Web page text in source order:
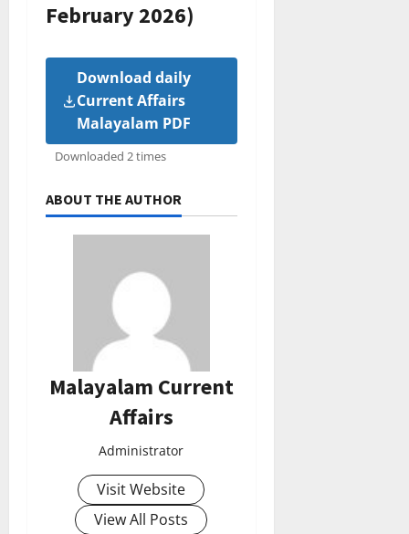
February 2026)
Download daily
Current Affairs
Malayalam PDF
Downloaded 2 times
ABOUT THE AUTHOR
Malayalam Current
Affairs
Administrator
Visit Website
View All Posts